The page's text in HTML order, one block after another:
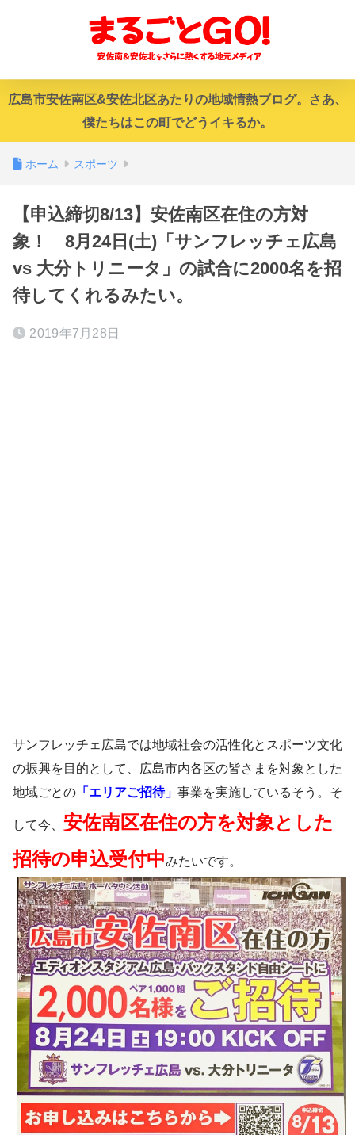
広島市安佐南区&安佐北区あたりの地域情熱ブログ。さあ、
僕たちはこの町でどうイキるか。
ホーム スポーツ
【申込締切8/13】安佐南区在住の方対
象！ 8月24日(土)「サンフレッチェ広島
vs 大分トリニータ」の試合に2000名を招
待してくれるみたい。
2019年7月28日
サンフレッチェ広島では地域社会の活性化とスポーツ文化
の振興を目的として、広島市内各区の皆さまを対象とした
地域ごとの 「エリアご招待」 事業を実施しているそう。そ
して今、 安佐南区在住の方を対象とした
招待の申込受付中みたいです。